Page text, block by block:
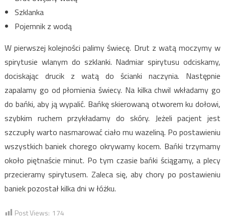
Szklanka
Pojemnik z wodą
W pierwszej kolejności palimy świecę. Drut z watą moczymy w
spirytusie wlanym do szklanki. Nadmiar spirytusu odciskamy,
dociskając drucik z watą do ścianki naczynia. Następnie
zapalamy go od płomienia świecy. Na kilka chwil wkładamy go
do bańki, aby ją wypalić. Bańkę skierowaną otworem ku dołowi,
szybkim ruchem przykładamy do skóry. Jeżeli pacjent jest
szczupły warto nasmarować ciało mu wazeliną. Po postawieniu
wszystkich baniek chorego okrywamy kocem. Bańki trzymamy
około piętnaście minut. Po tym czasie bańki ściągamy, a plecy
przecieramy spirytusem. Zaleca się, aby chory po postawieniu
baniek pozostał kilka dni w łóżku.
Post Views: 174